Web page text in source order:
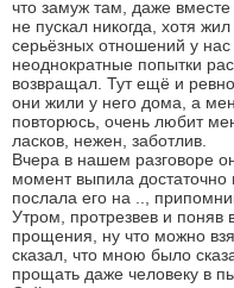
что замуж там, даже
не пускал никогда, хотя
серьёзных отношений у
неоднократные попытки
возвращал. Тут ещё и
они жили у него дома, а
повторюсь, очень любит
ласков, нежен, заботлив.
Вчера в нашем разговоре
момент выпила
послала его на ..,
Утром, протрезвев и поняв
прощения, ну что можно
сказал, что мною было
прощать даже человеку в